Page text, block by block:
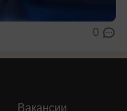
0
Вакансии